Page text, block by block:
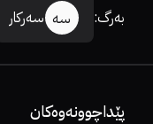
بەرگ: سە سەرکار
پێداچوونەوەکان